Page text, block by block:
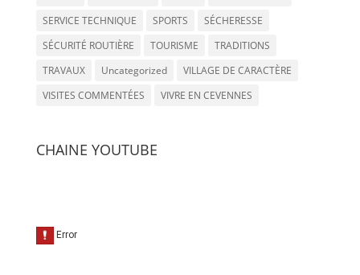
SERVICE TECHNIQUE
SPORTS
SÉCHERESSE
SÉCURITÉ ROUTIÈRE
TOURISME
TRADITIONS
TRAVAUX
Uncategorized
VILLAGE DE CARACTÈRE
VISITES COMMENTÉES
VIVRE EN CEVENNES
CHAINE YOUTUBE